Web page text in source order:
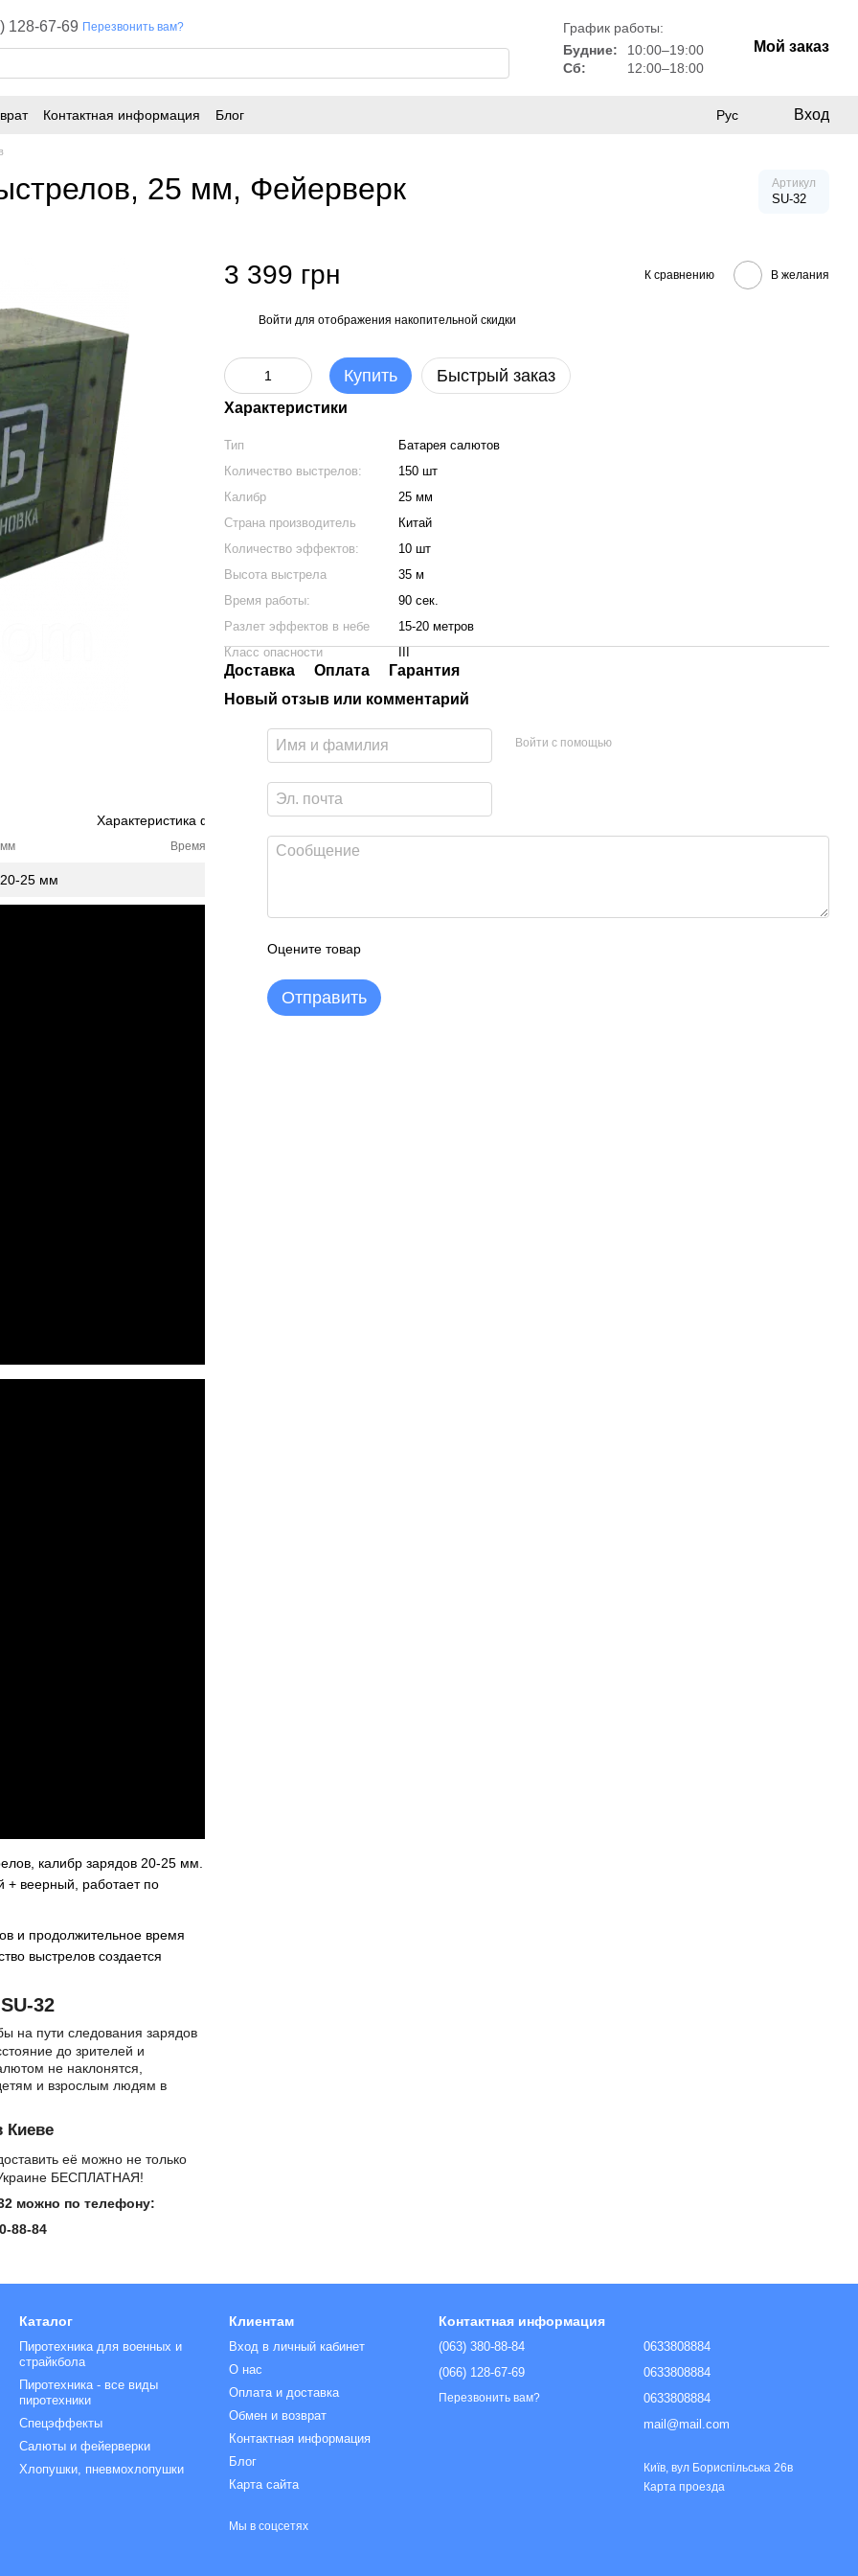
128-67-69 Перезвонить вам?
График работы:
Будние:
10:00–19:00
Сб:
12:00–18:00
Мой заказ
Контактная информация Блог Рус Вход
25 мм, Фейерверк Артикул
SU-32
Характеристика фейерверка
мм Время работы
20-25 мм
калибр зарядов 20-25 мм.
+ веерный, работает по
и продолжительное время
выстрелов создается
32
на пути следования зарядов
до зрителей и
не наклонятся,
и взрослым людям в
Киеве
её можно не только
Украине БЕСПЛАТНАЯ!
можно по телефону:
88-84
3 399 грн К сравнению В желания
Войти для отображения накопительной скидки
Купить Быстрый заказ
Характеристики
Тип
Батарея салютов
Количество выстрелов:
150 шт
Калибр
25 мм
Страна производитель
Китай
Количество эффектов:
10 шт
Высота выстрела
35 м
Время работы:
90 сек.
Разлет эффектов в небе
15-20 метров
Класс опасности
Доставка Оплата
Гарантия
Новый отзыв или комментарий
Войти с помощью
Оцените товар
Отправить
Каталог
Пиротехника для военных и
страйкбола
Пиротехника - все виды
пиротехники
Спецэффекты
Салюты и фейерверки
Хлопушки, пневмохлопушки
Клиентам
Вход в личный кабинет
О нас
Оплата и доставка
Обмен и возврат
Контактная информация
Блог
Карта сайта
Мы в соцсетях
Контактная информация
(063) 380-88-84
(066) 128-67-69
Перезвонить вам?
0633808884
0633808884
0633808884
mail@mail.com
Київ, вул Бориспільська 26в
Карта проезда